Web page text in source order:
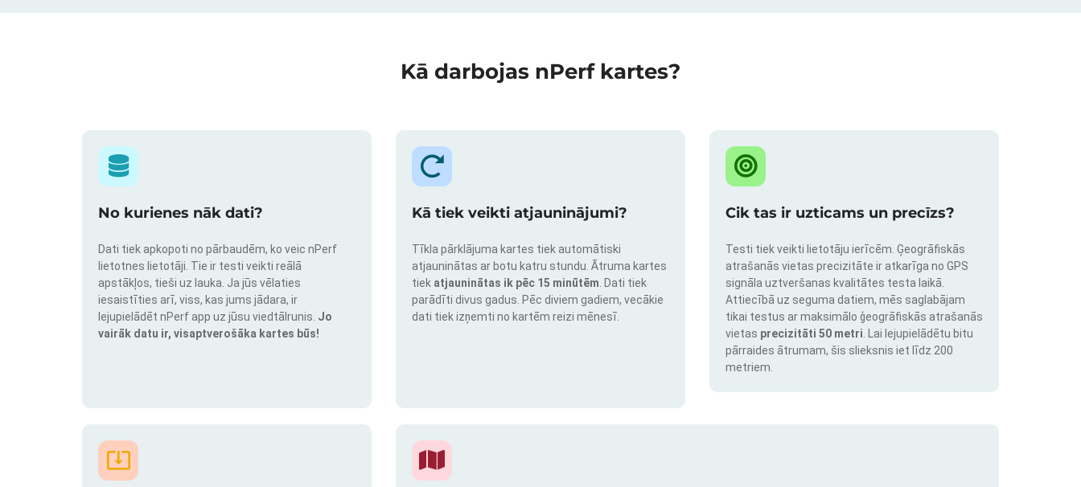
Kā darbojas nPerf kartes?
No kurienes nāk dati?
Dati tiek apkopoti no pārbaudēm, ko veic nPerf
lietotnes lietotāji. Tie ir testi veikti reālā
apstākļos, tieši uz lauka. Ja jūs vēlaties
iesaistīties arī, viss, kas jums jādara, ir
lejupielādēt nPerf app uz jūsu viedtālrunis. Jo
vairāk datu ir, visaptverošāka kartes būs!
Kā tiek veikti atjauninājumi?
Tīkla pārklājuma kartes tiek automātiski
atjauninātas ar botu katru stundu. Ātruma kartes
tiek atjauninātas ik pēc 15 minūtēm . Dati tiek
parādīti divus gadus. Pēc diviem gadiem, vecākie
dati tiek izņemti no kartēm reizi mēnesī.
Cik tas ir uzticams un precīzs?
Testi tiek veikti lietotāju ierīcēm. Ģeogrāfiskās
atrašanās vietas precizitāte ir atkarīga no GPS
signāla uztveršanas kvalitātes testa laikā.
Attiecībā uz seguma datiem, mēs saglabājam
tikai testus ar maksimālo ģeogrāfiskās atrašanās
vietas precizitāti 50 metri . Lai lejupielādētu bitu
pārraides ātrumam, šis slieksnis iet līdz 200
metriem.